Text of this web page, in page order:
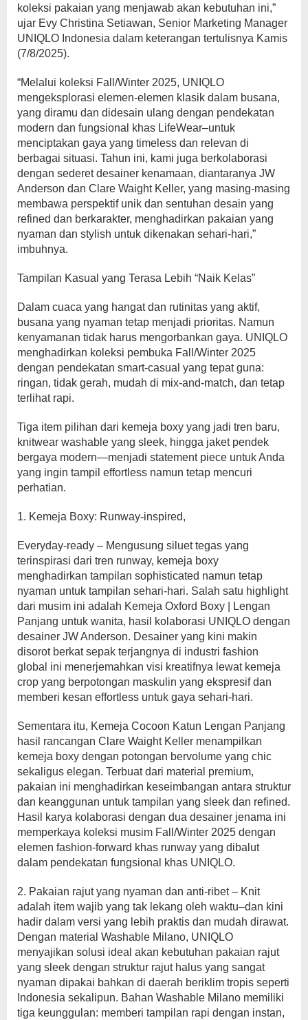
koleksi pakaian yang menjawab akan kebutuhan ini,”
ujar Evy Christina Setiawan, Senior Marketing Manager
UNIQLO Indonesia dalam keterangan tertulisnya Kamis
(7/8/2025).
“Melalui koleksi Fall/Winter 2025, UNIQLO
mengeksplorasi elemen-elemen klasik dalam busana,
yang diramu dan didesain ulang dengan pendekatan
modern dan fungsional khas LifeWear–untuk
menciptakan gaya yang timeless dan relevan di
berbagai situasi. Tahun ini, kami juga berkolaborasi
dengan sederet desainer kenamaan, diantaranya JW
Anderson dan Clare Waight Keller, yang masing-masing
membawa perspektif unik dan sentuhan desain yang
refined dan berkarakter, menghadirkan pakaian yang
nyaman dan stylish untuk dikenakan sehari-hari,”
imbuhnya.
Tampilan Kasual yang Terasa Lebih “Naik Kelas”
Dalam cuaca yang hangat dan rutinitas yang aktif,
busana yang nyaman tetap menjadi prioritas. Namun
kenyamanan tidak harus mengorbankan gaya. UNIQLO
menghadirkan koleksi pembuka Fall/Winter 2025
dengan pendekatan smart-casual yang tepat guna:
ringan, tidak gerah, mudah di mix-and-match, dan tetap
terlihat rapi.
Tiga item pilihan dari kemeja boxy yang jadi tren baru,
knitwear washable yang sleek, hingga jaket pendek
bergaya modern—menjadi statement piece untuk Anda
yang ingin tampil effortless namun tetap mencuri
perhatian.
1. Kemeja Boxy: Runway-inspired,
Everyday-ready – Mengusung siluet tegas yang
terinspirasi dari tren runway, kemeja boxy
menghadirkan tampilan sophisticated namun tetap
nyaman untuk tampilan sehari-hari. Salah satu highlight
dari musim ini adalah Kemeja Oxford Boxy | Lengan
Panjang untuk wanita, hasil kolaborasi UNIQLO dengan
desainer JW Anderson. Desainer yang kini makin
disorot berkat sepak terjangnya di industri fashion
global ini menerjemahkan visi kreatifnya lewat kemeja
crop yang berpotongan maskulin yang ekspresif dan
memberi kesan effortless untuk gaya sehari-hari.
Sementara itu, Kemeja Cocoon Katun Lengan Panjang
hasil rancangan Clare Waight Keller menampilkan
kemeja boxy dengan potongan bervolume yang chic
sekaligus elegan. Terbuat dari material premium,
pakaian ini menghadirkan keseimbangan antara struktur
dan keanggunan untuk tampilan yang sleek dan refined.
Hasil karya kolaborasi dengan dua desainer jenama ini
memperkaya koleksi musim Fall/Winter 2025 dengan
elemen fashion-forward khas runway yang dibalut
dalam pendekatan fungsional khas UNIQLO.
2. Pakaian rajut yang nyaman dan anti-ribet – Knit
adalah item wajib yang tak lekang oleh waktu–dan kini
hadir dalam versi yang lebih praktis dan mudah dirawat.
Dengan material Washable Milano, UNIQLO
menyajikan solusi ideal akan kebutuhan pakaian rajut
yang sleek dengan struktur rajut halus yang sangat
nyaman dipakai bahkan di daerah beriklim tropis seperti
Indonesia sekalipun. Bahan Washable Milano memiliki
tiga keunggulan: memberi tampilan rapi dengan instan,